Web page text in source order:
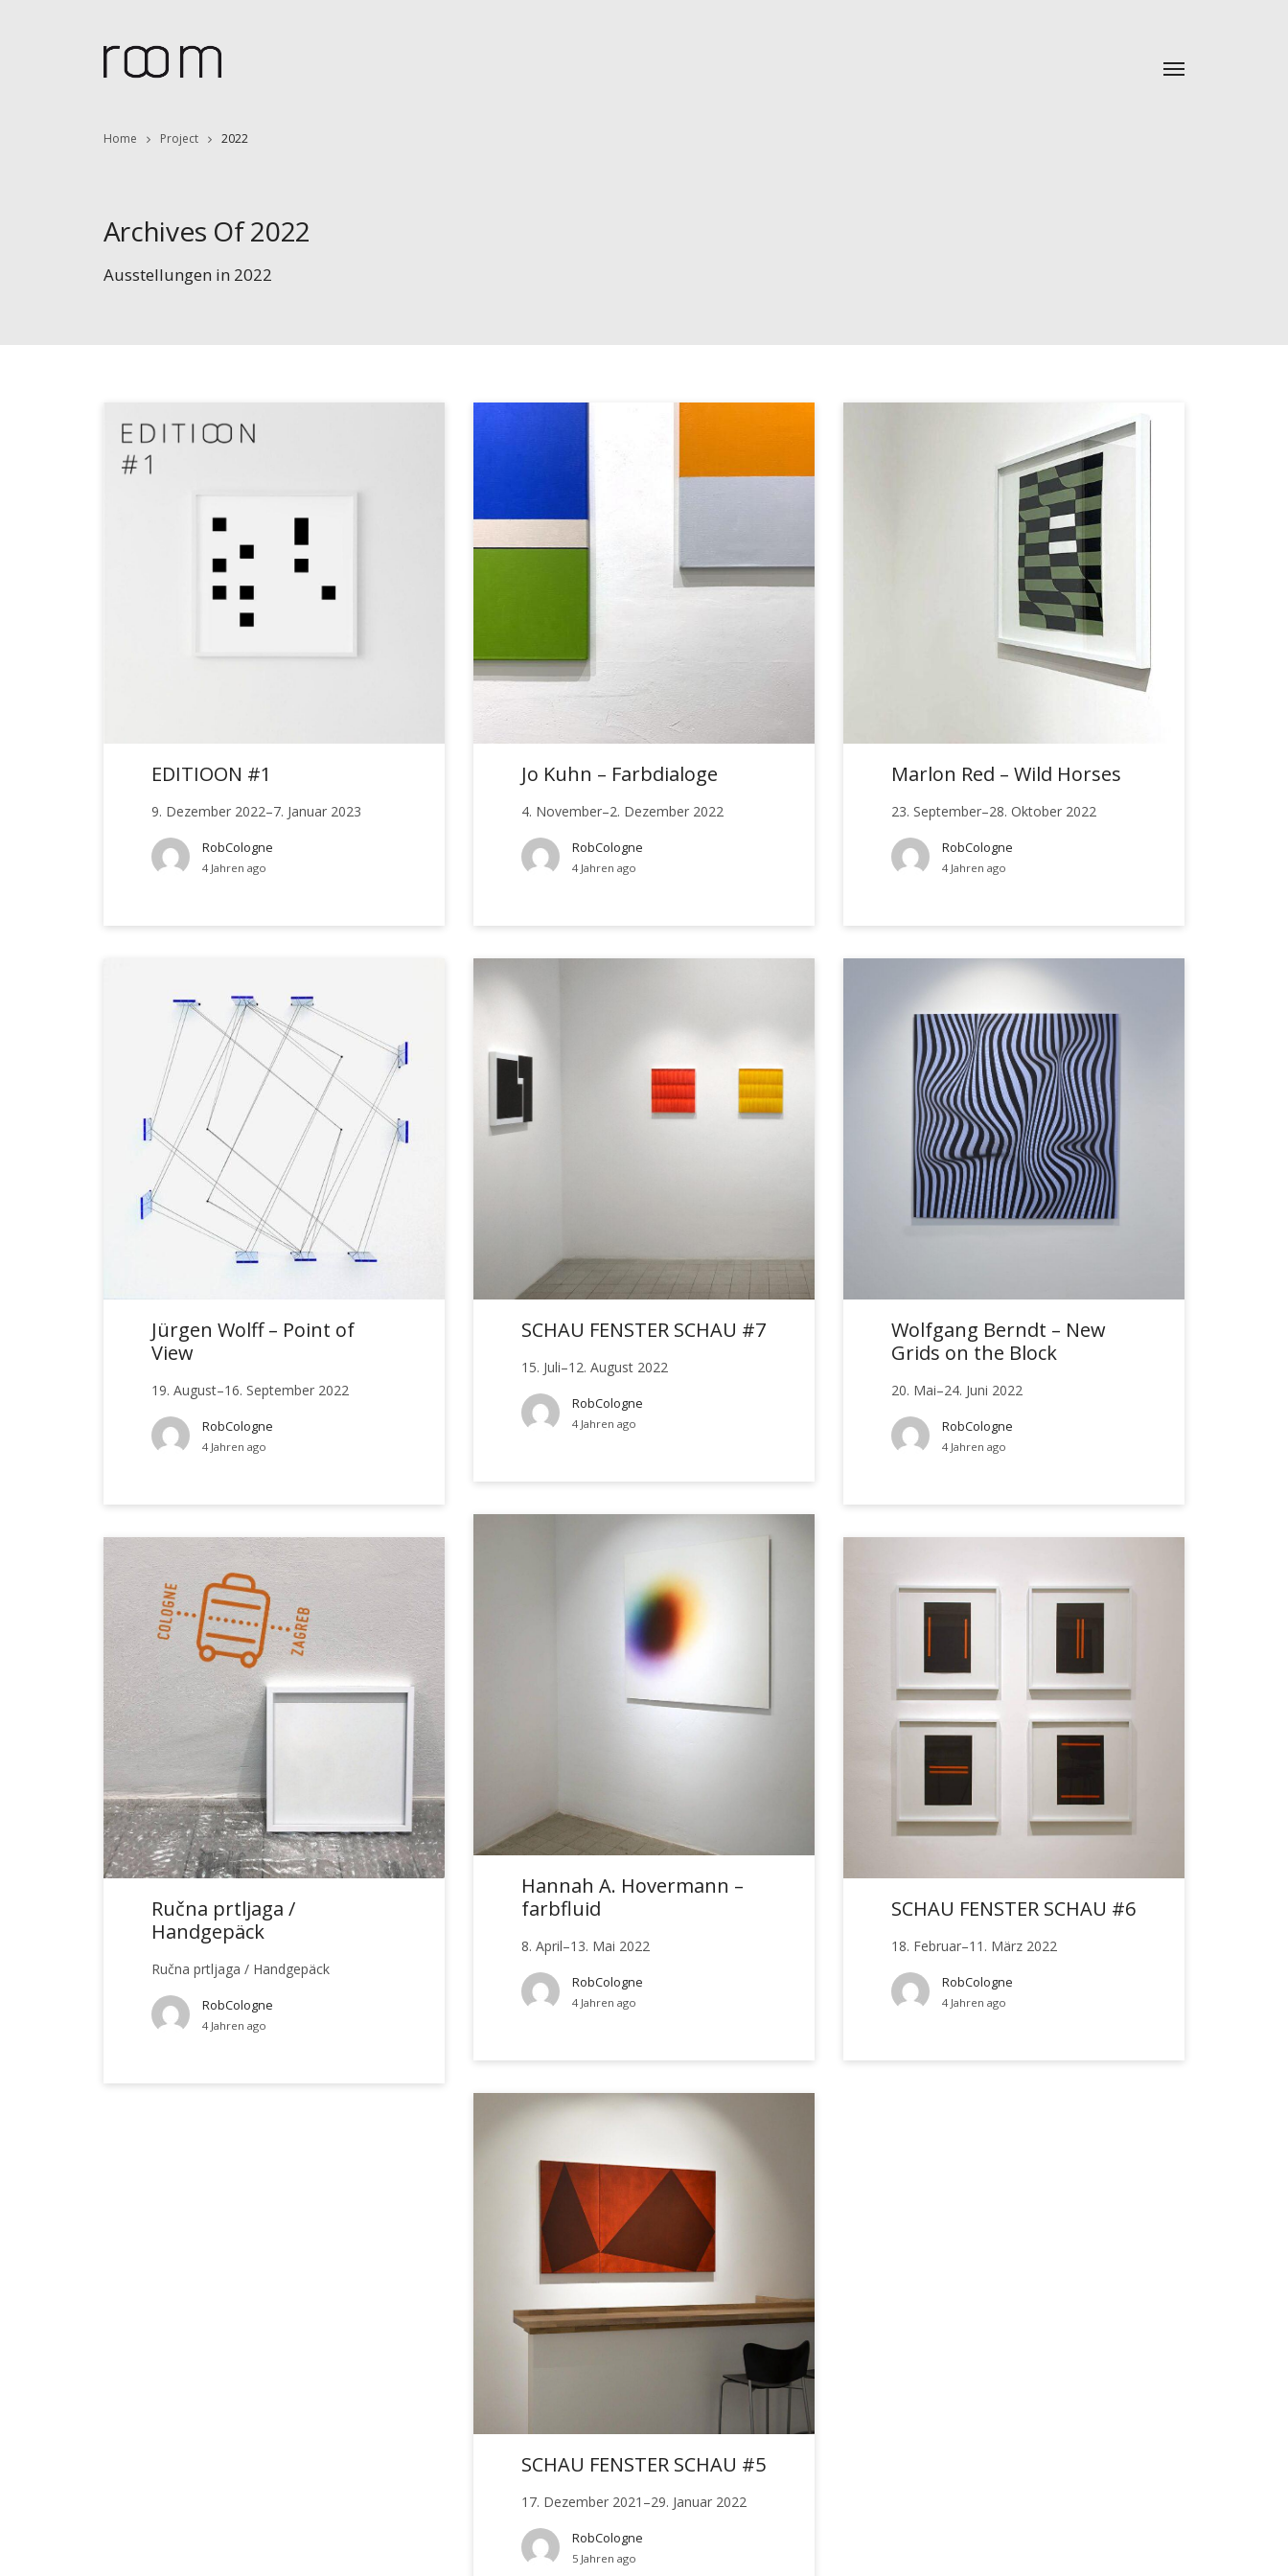
Home Project 2022
Archives Of 2022
Ausstellungen in 2022
EDITIOON #1
9. Dezember 2022–7. Januar 2023
RobCologne
4 Jahren ago
Jo Kuhn – Farbdialoge
4. November–2. Dezember 2022
RobCologne
4 Jahren ago
Marlon Red – Wild Horses
23. September–28. Oktober 2022
RobCologne
4 Jahren ago
Jürgen Wolff – Point of
View
19. August–16. September 2022
RobCologne
4 Jahren ago
SCHAU FENSTER SCHAU #7
15. Juli–12. August 2022
RobCologne
4 Jahren ago
Wolfgang Berndt – New
Grids on the Block
20. Mai–24. Juni 2022
RobCologne
4 Jahren ago
Hannah A. Hovermann –
farbfluid
8. April–13. Mai 2022
RobCologne
4 Jahren ago
Ručna prtljaga /
Handgepäck
Ručna prtljaga / Handgepäck
RobCologne
4 Jahren ago
SCHAU FENSTER SCHAU #6
18. Februar–11. März 2022
RobCologne
4 Jahren ago
SCHAU FENSTER SCHAU #5
17. Dezember 2021–29. Januar 2022
RobCologne
5 Jahren ago